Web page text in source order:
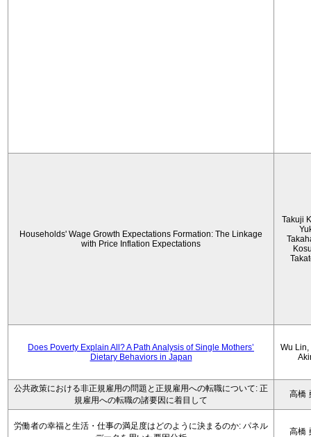
Households' Wage Growth Expectations Formation: The Linkage
with Price Inflation Expectations
Takuji
Does Poverty Explain All? A Path Analysis of Single Mothers’
Dietary Behaviors in Japan
Wu Lin,
公共政策における非正規雇用の問題と正規雇用への転職について: 正
規雇用への転職の諸要因に着目して
高橋
労働者の幸福と生活・仕事の満足度はどのように決まるのか: パネル
高橋